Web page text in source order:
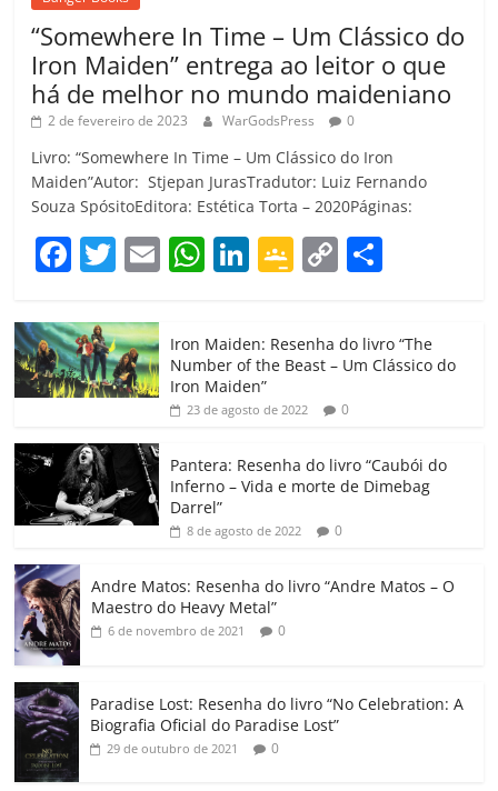
“Somewhere In Time – Um Clássico do
Iron Maiden” entrega ao leitor o que
há de melhor no mundo maideniano
2 de fevereiro de 2023 WarGodsPress 0
Livro: “Somewhere In Time – Um Clássico do Iron
Maiden”Autor: Stjepan JurasTradutor: Luiz Fernando
Souza SpósitoEditora: Estética Torta – 2020Páginas:
F
c
e
b
o
o
k
T
itt
er
E W
at
s
A
p
Li
e
dI
G
gl
e
Cl
a
ss
ro
o
C
p
y
Li
k
m
p
h
ar
Iron Maiden: Resenha do livro “The
Number of the Beast – Um Clássico do
Iron Maiden”
23 de agosto de 2022 0
Pantera: Resenha do livro “Caubói do
Inferno – Vida e morte de Dimebag
Darrel”
8 de agosto de 2022 0
Andre Matos: Resenha do livro “Andre Matos – O
Maestro do Heavy Metal”
6 de novembro de 2021 0
Paradise Lost: Resenha do livro “No Celebration: A
Biografia Oficial do Paradise Lost”
29 de outubro de 2021 0